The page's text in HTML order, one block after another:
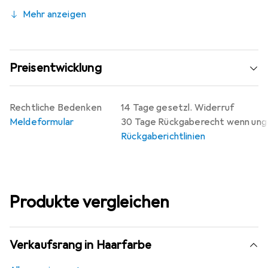
gelungenen Coloration, erstrahlt in neuem Glanz.
Mehr anzeigen
Preisentwicklung
14 Tage gesetzl. Widerruf
30 Tage Rückgaberecht wenn
Rückgaberichtlinien
Rechtliche Bedenken
Meldeformular
Produkte vergleichen
Verkaufsrang in Haarfarbe